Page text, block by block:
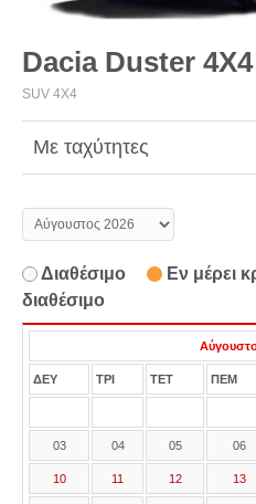
Dacia Duster
SUV 4X4
Με ταχύτητες
Διαθέσιμο Εν μέρει
διαθέσιμο
ΔΕΥ ΤΡΙ ΤΕΤ ΠΕΜ
03 04 05 06
10 11 12 13